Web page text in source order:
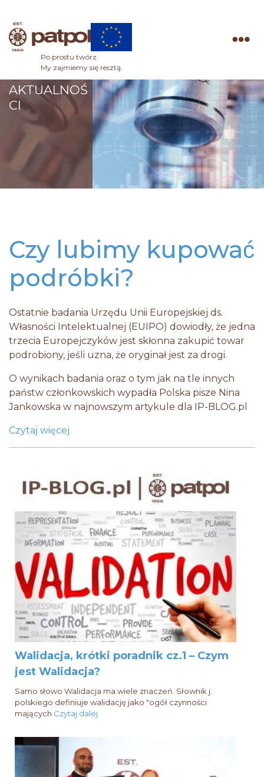
Po prostu twórz.
My zajmiemy się resztą.
Patpol
AKTUALNOŚ
CI
Czy lubimy kupować
podróbki?
Ostatnie badania Urzędu Unii Europejskiej ds.
Własności Intelektualnej (EUIPO) dowiodły, że jedna
trzecia Europejczyków jest skłonna zakupić towar
podrobiony, jeśli uzna, że oryginał jest za drogi.
O wynikach badania oraz o tym jak na tle innych
państw członkowskich wypadła Polska pisze Nina
Jankowska w najnowszym artykule dla IP-BLOG.pl
Czytaj więcej
Walidacja, krótki poradnik cz.1 – Czym
jest Walidacja?
Samo słowo Walidacja ma wiele znaczeń. Słownik j.
polskiego definiuje walidację jako "ogół czynności
mających Czytaj dalej